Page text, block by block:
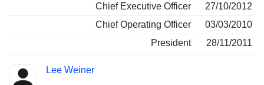
Chief Executive Officer
27/10/2012
Chief Operating Officer
03/03/2010
President
28/11/2011
Lee Weiner